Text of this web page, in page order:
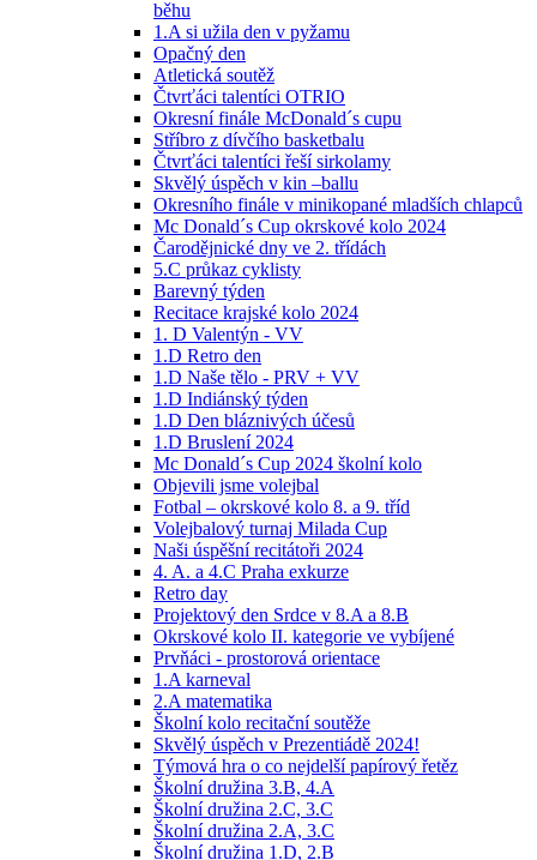
běhu
1.A si užila den v pyžamu
Opačný den
Atletická soutěž
Čtvrťáci talentíci OTRIO
Okresní finále McDonald´s cupu
Stříbro z dívčího basketbalu
Čtvrťáci talentíci řeší sirkolamy
Skvělý úspěch v kin –ballu
Okresního finále v minikopané mladších chlapců
Mc Donald´s Cup okrskové kolo 2024
Čarodějnické dny ve 2. třídách
5.C průkaz cyklisty
Barevný týden
Recitace krajské kolo 2024
1. D Valentýn - VV
1.D Retro den
1.D Naše tělo - PRV + VV
1.D Indiánský týden
1.D Den bláznivých účesů
1.D Bruslení 2024
Mc Donald´s Cup 2024 školní kolo
Objevili jsme volejbal
Fotbal – okrskové kolo 8. a 9. tříd
Volejbalový turnaj Milada Cup
Naši úspěšní recitátoři 2024
4. A. a 4.C Praha exkurze
Retro day
Projektový den Srdce v 8.A a 8.B
Okrskové kolo II. kategorie ve vybíjené
Prvňáci - prostorová orientace
1.A karneval
2.A matematika
Školní kolo recitační soutěže
Skvělý úspěch v Prezentiádě 2024!
Týmová hra o co nejdelší papírový řetěz
Školní družina 3.B, 4.A
Školní družina 2.C, 3.C
Školní družina 2.A, 3.C
Školní družina 1.D, 2.B